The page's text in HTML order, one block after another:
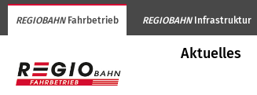
REGIOBAHNFahrbetrieb REGIOBAHNInfrastruktur
Aktuelles